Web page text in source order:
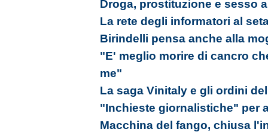
Droga, prostituzione e sesso
La rete degli informatori al
Birindelli pensa anche alla
"E' meglio morire di cancro
me"
La saga Vinitaly e gli ordini
"Inchieste giornalistiche" per
Macchina del fango, chiusa